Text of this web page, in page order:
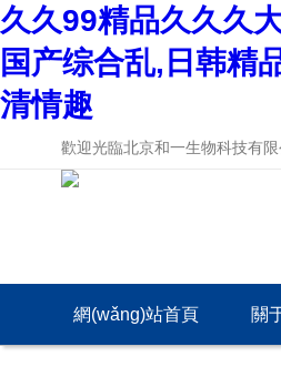
久久99精品久久久
国产综合乱,日韩精
清情趣
歡迎光臨北京和一生物科技有限公
網(wǎng)站首頁 關